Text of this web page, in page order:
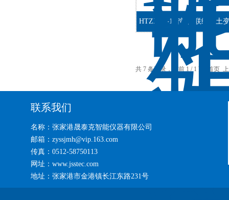
HTZXB4-1智能四联细粒土
共 7 条记录，当前 1 / 1 页 首页
联系我们
名称：张家港晟泰克智能仪器有限公司
邮箱：zyssjmh@vip.163.com
传真：0512-58750113
网址：www.jsstec.com
地址：张家港市金港镇长江东路231号